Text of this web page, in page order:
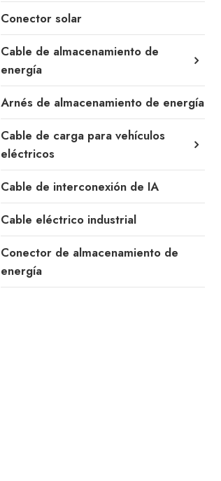
Conector solar
Cable de almacenamiento de
energía
Arnés de almacenamiento de energía
Cable de carga para vehículos
eléctricos
Cable de interconexión de IA
Cable eléctrico industrial
Conector de almacenamiento de
energía